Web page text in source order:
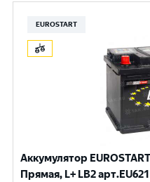
EUROSTART
Аккумулятор
Прямая, L+ LB2 арт.EU621